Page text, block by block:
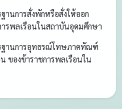
านการสั่งพักหรือสั่งให้ออก
ารพลเรือนในสถาบันอุดมศึกษา
ฐานการอุทธรณ์โทษภาคทัณฑ์
ของข้าราชการพลเรือนใน